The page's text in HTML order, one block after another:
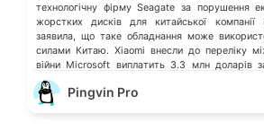
технологічну фірму Seagate за порушення
жорстких дисків для китайської
заявила, що таке обладнання може
силами Китаю. Xiaomi внесли до переліку
війни Microsoft виплатить 3.3 млн доларів
щодо росії США заборонила американським
Pingvin Pro